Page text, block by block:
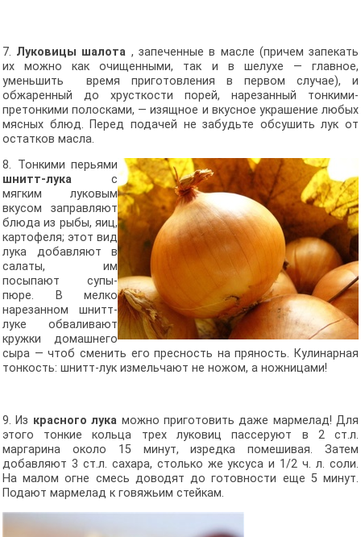
7. Луковицы шалота , запеченные в масле (причем запекать
их можно как очищенными, так и в шелухе — главное,
уменьшить время приготовления в первом случае), и
обжаренный до хрусткости порей, нарезанный тонкими-
претонкими полосками, — изящное и вкусное украшение любых
мясных блюд. Перед подачей не забудьте обсушить лук от
остатков масла.
8. Тонкими перьями
шнитт-лукас
мягким луковым
вкусом заправляют
блюда из рыбы, яиц,
картофеля; этот вид
лука добавляют в
салаты, им
посыпают супы-
пюре. В мелко
нарезанном шнитт-
луке обваливают
кружки домашнего
сыра — чтоб сменить его пресность на пряность. Кулинарная
тонкость: шнитт-лук измельчают не ножом, а ножницами!
9. Из красного лука можно приготовить даже мармелад! Для
этого тонкие кольца трех луковиц пассеруют в 2 ст.л.
маргарина около 15 минут, изредка помешивая. Затем
добавляют 3 ст.л. сахара, столько же уксуса и 1/2 ч. л. соли.
На малом огне смесь доводят до готовности еще 5 минут.
Подают мармелад к говяжьим стейкам.